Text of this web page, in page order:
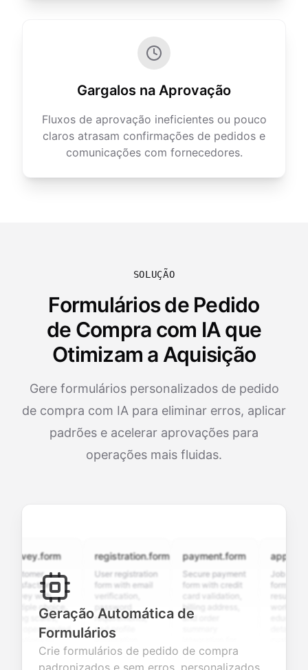
Gargalos na Aprovação
Fluxos de aprovação ineficientes ou pouco
claros atrasam confirmações de pedidos e
comunicações com fornecedores.
SOLUÇÃO
Formulários de Pedido
de Compra com IA que
Otimizam a Aquisição
Gere formulários personalizados de pedido
de compra com IA para eliminar erros, aplicar
padrões e acelerar aprovações para
operações mais fluidas.
with
choice,
scales,
open-ended
valuable
registration.form
User registration
form with email
verification,
password
requirements,
and profile
information
fields for
seamless
payment.form
Secure payment
form with credit
card validation,
billing address,
and order
smooth e-
Job
form with
resume
Geração Automática de
Formulários
Crie formulários de pedido de compra
padronizados e sem erros, personalizados